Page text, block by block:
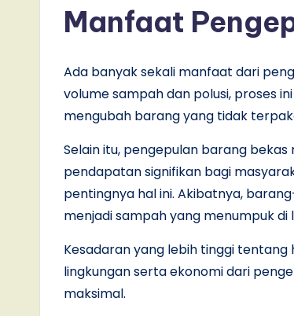
Manfaat
Ada banyak sekali manfaat dari
volume sampah dan polusi, proses
mengubah barang yang tidak
Selain itu, pengepulan barang
pendapatan signifikan bagi
pentingnya hal ini. Akibatnya,
menjadi sampah yang menumpuk di
Kesadaran yang lebih tinggi
lingkungan serta ekonomi dari
maksimal.